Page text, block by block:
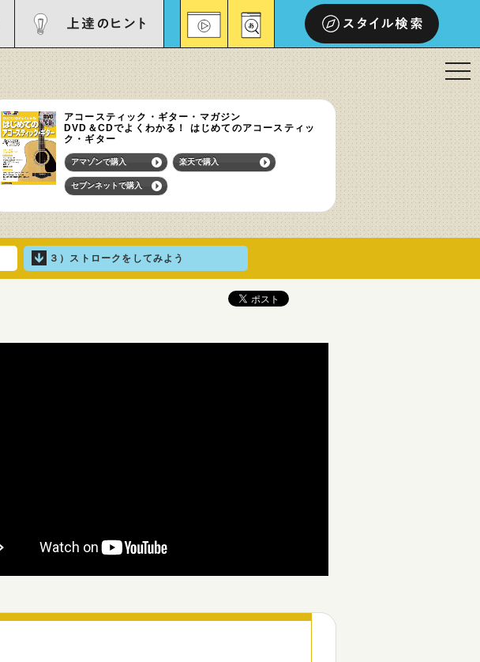
上達のヒント スタイル検索
t
o
g
g
l
e
n
アコースティック・ギター・マガジン
DVD＆CDでよくわかる！ はじめてのアコースティッ
ク・ギター
アマゾンで購入 楽天で購入
セブンネットで購入
３）ストロークをしてみよう